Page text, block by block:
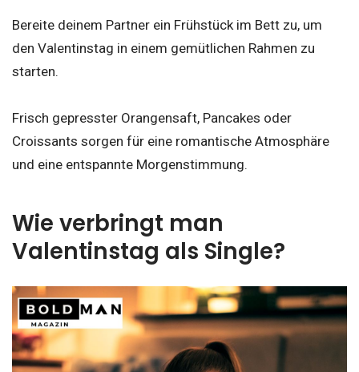
Bereite deinem Partner ein Frühstück im Bett zu, um
den Valentinstag in einem gemütlichen Rahmen zu
starten.
Frisch gepresster Orangensaft, Pancakes oder
Croissants sorgen für eine romantische Atmosphäre
und eine entspannte Morgenstimmung.
Wie verbringt man
Valentinstag als Single?